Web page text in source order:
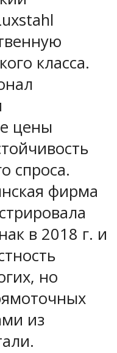
класса.
цены
спроса.
фирма
в 2018 г. и
но
из